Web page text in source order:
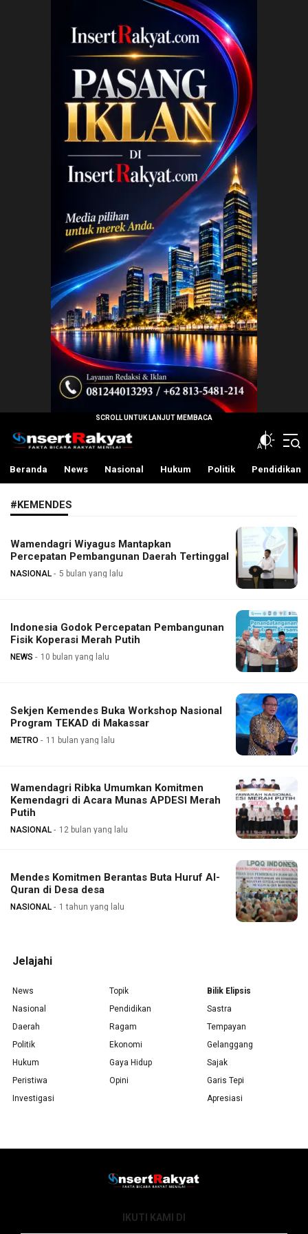
InsertRakyat.com
Fakta Bicara Rakyat Menilai
Beranda News Nasional Hukum Politik Pendidikan
#KEMENDES
Wamendagri Wiyagus Mantapkan
Percepatan Pembangunan Daerah Tertinggal
NASIONAL 5 bulan yang lalu
Indonesia Godok Percepatan Pembangunan
Fisik Koperasi Merah Putih
NEWS 10 bulan yang lalu
Sekjen Kemendes Buka Workshop Nasional
Program TEKAD di Makassar
METRO 11 bulan yang lalu
Wamendagri Ribka Umumkan Komitmen
Kemendagri di Acara Munas APDESI Merah
Putih
NASIONAL 12 bulan yang lalu
Mendes Komitmen Berantas Buta Huruf Al-
Quran di Desa desa
NASIONAL 1 tahun yang lalu
Jelajahi
News
Nasional
Daerah
Politik
Hukum
Peristiwa
Investigasi
Topik
Pendidikan
Ragam
Ekonomi
Gaya Hidup
Opini
Bilik Elipsis
Sastra
Tempayan
Gelanggang
Sajak
Garis Tepi
Apresiasi
IKUTI KAMI DI